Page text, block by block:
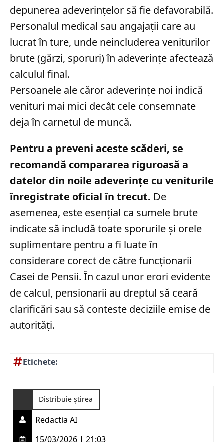
depunerea adeverințelor să fie defavorabilă.
Personalul medical sau angajații care au
lucrat în ture, unde neincluderea veniturilor
brute (gărzi, sporuri) în adeverințe afectează
calculul final.
Persoanele ale căror adeverințe noi indică
venituri mai mici decât cele consemnate
deja în carnetul de muncă.
Pentru a preveni aceste scăderi, se
recomandă compararea riguroasă a
datelor din noile adeverințe cu veniturile
înregistrate oficial în trecut. De
asemenea, este esențial ca sumele brute
indicate să includă toate sporurile și orele
suplimentare pentru a fi luate în
considerare corect de către funcționarii
Casei de Pensii. În cazul unor erori evidente
de calcul, pensionarii au dreptul să ceară
clarificări sau să conteste deciziile emise de
autorități.
Etichete:
Distribuie știrea
Redactia AI
15/03/2026 | 21:03